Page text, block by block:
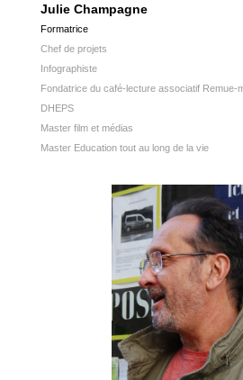
Julie Champagne
Formatrice
Chef de projets
Infographiste
Fondatrice du café-lecture associatif Remue-
DHEPS
Master film et médias
Master Education tout au long de la vie